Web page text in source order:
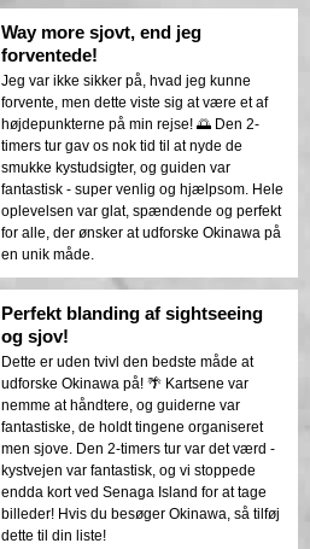
Way more sjovt, end jeg
forventede!
Jeg var ikke sikker på, hvad jeg kunne
forvente, men dette viste sig at være et af
højdepunkterne på min rejse! 🌅 Den 2-
timers tur gav os nok tid til at nyde de
smukke kystudsigter, og guiden var
fantastisk - super venlig og hjælpsom. Hele
oplevelsen var glat, spændende og perfekt
for alle, der ønsker at udforske Okinawa på
en unik måde.
Perfekt blanding af sightseeing
og sjov!
Dette er uden tvivl den bedste måde at
udforske Okinawa på! 🌴 Kartsene var
nemme at håndtere, og guiderne var
fantastiske, de holdt tingene organiseret
men sjove. Den 2-timers tur var det værd -
kystvejen var fantastisk, og vi stoppede
endda kort ved Senaga Island for at tage
billeder! Hvis du besøger Okinawa, så tilføj
dette til din liste!